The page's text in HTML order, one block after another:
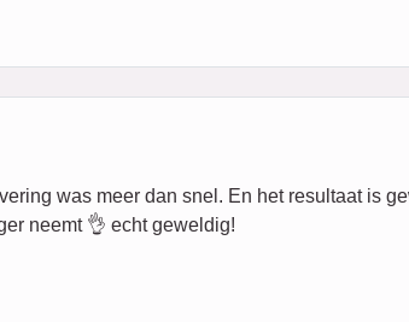
was meer dan snel. En het resultaat is
neemt 👌 echt geweldig!